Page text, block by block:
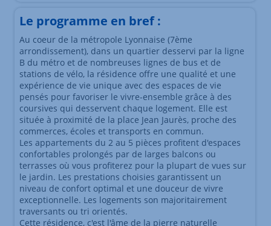
Le programme en bref :
Au coeur de la métropole Lyonnaise (7ème
arrondissement), dans un quartier desservi par la ligne
B du métro et de nombreuses lignes de bus et de
stations de vélo, la résidence offre une qualité et une
expérience de vie unique avec des espaces de vie
pensés pour favoriser le vivre-ensemble grâce à des
coursives qui desservent chaque logement. Elle est
située à proximité de la place Jean Jaurès, proche des
commerces, écoles et transports en commun.
Les appartements du 2 au 5 pièces profitent d'espaces
confortables prolongés par de larges balcons ou
terrasses où vous profiterez pour la plupart de vues sur
le jardin. Les prestations choisies garantissent un
niveau de confort optimal et une douceur de vivre
exceptionnelle. Les logements son majoritairement
traversants ou tri orientés.
Cette résidence, c'est l'âme de la pierre naturelle